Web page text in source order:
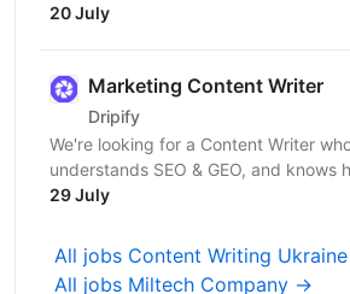
Data Engineering and AI services to
20 July
Marketing Content Writer
Drіріfy
We're looking for a Content Writer
understands SEO & GEO, and knows
topics in a way that's genuinely useful
29 July
All jobs Content Writing
All jobs Miltech Company →